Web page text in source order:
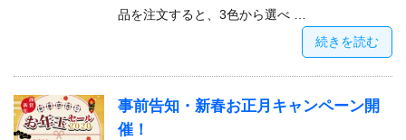
品を注文すると、3色から選べ …
続きを読む
事前告知・新春お正月キャンペーン開
催！